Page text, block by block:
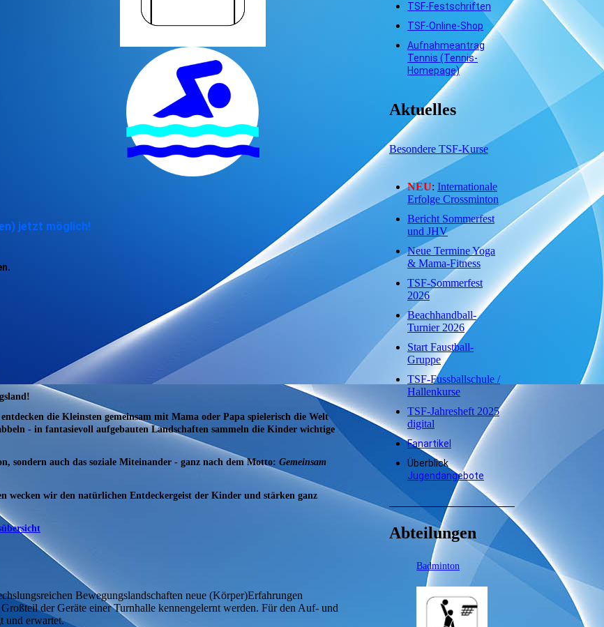
jetzt möglich!
die Kleinsten gemeinsam mit Mama oder Papa spielerisch die Welt
- in fantasievoll aufgebauten Landschaften sammeln die Kinder wichtige
auch das soziale Miteinander - ganz nach dem Motto: Gemeinsam
wecken wir den natürlichen Entdeckergeist der Kinder und stärken ganz
Bewegungslandschaften neue (Körper)Erfahrungen
der Geräte einer Turnhalle kennengelernt werden. Für den Auf- und
und erwartet.
TSF-Festschriften
TSF-Online-Shop
Aufnahmeantrag
Tennis (Tennis-
Homepage)
Aktuelles
Besondere TSF-Kurse
NEU: Internationale
Erfolge Crossminton
Bericht Sommerfest
und JHV
Neue Termine Yoga
& Mama-Fitness
TSF-Sommerfest
2026
Beachhandball-
Turnier 2026
Start Faustball-
Gruppe
TSF-Fussballschule /
Hallenkurse
TSF-Jahresheft 2025
digital
Fanartikel
Überblick
Jugendangebote
Abteilungen
Badminton